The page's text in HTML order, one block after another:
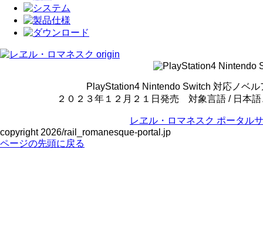
PlayStation4 Nintendo Switch 対応ノベ
２０２３年１２月２１日発売 対象言語 / 日本
レヱル・ロマネスク ポータル
copyright 2026/rail_romanesque-portal.jp
ページの先頭に戻る